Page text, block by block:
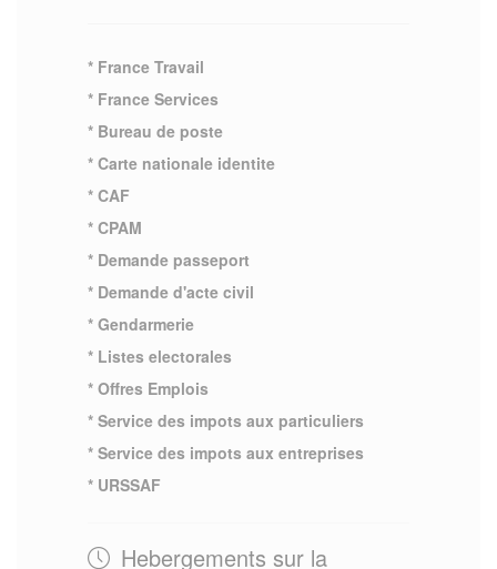
* France Travail
* France Services
* Bureau de poste
* Carte nationale identite
* CAF
* CPAM
* Demande passeport
* Demande d'acte civil
* Gendarmerie
* Listes electorales
* Offres Emplois
* Service des impots aux particuliers
* Service des impots aux entreprises
* URSSAF
Hebergements sur la